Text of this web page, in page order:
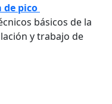
de pico
básicos de la
y trabajo de